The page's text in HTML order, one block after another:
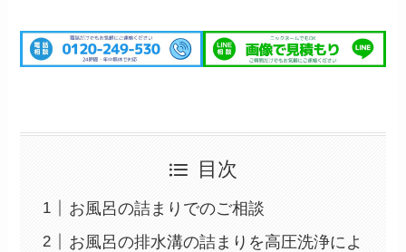
目次
お風呂の詰まりでのご相談
お風呂の排水溝の詰まりを高圧洗浄によ